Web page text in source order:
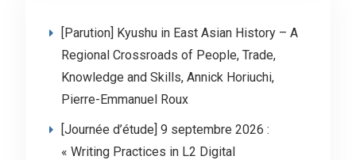
[Parution] Kyushu in East Asian History – A
Regional Crossroads of People, Trade,
Knowledge and Skills, Annick Horiuchi,
Pierre-Emmanuel Roux
[Journée d’étude] 9 septembre 2026 :
« Writing Practices in L2 Digital